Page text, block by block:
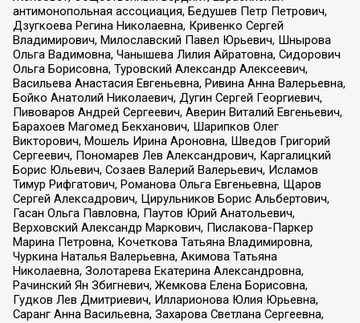
антимонопольная ассоциация, Бедушев Петр Петрович,
Дзугкоева Регина Николаевна, Кривенко Сергей
Владимирович, Милославский Павел Юрьевич, Шнырова
Ольга Вадимовна, Чанышева Лилия Айратовна, Сидорович
Ольга Борисовна, Туровский Александр Алексеевич,
Васильева Анастасия Евгеньевна, Ривина Анна Валерьевна,
Бойко Анатолий Николаевич, Дугин Сергей Георгиевич,
Пивоваров Андрей Сергеевич, Аверин Виталий Евгеньевич,
Барахоев Магомед Бекханович, Шарипков Олег
Викторович, Мошель Ирина Ароновна, Шведов Григорий
Сергеевич, Пономарев Лев Александрович, Каргалицкий
Борис Юльевич, Созаев Валерий Валерьевич, Исламов
Тимур Рифгатович, Романова Ольга Евгеньевна, Щаров
Сергей Алексадрович, Цирульников Борис Альбертович,
Гасан Ольга Павловна, Паутов Юрий Анатольевич,
Верховский Александр Маркович, Пислакова-Паркер
Марина Петровна, Кочеткова Татьяна Владимировна,
Чуркина Наталья Валерьевна, Акимова Татьяна
Николаевна, Золотарева Екатерина Александровна,
Рачинский Ян Збигневич, Жемкова Елена Борисовна,
Гудков Лев Дмитриевич, Илларионова Юлия Юрьевна,
Саранг Анна Васильевна, Захарова Светлана Сергеевна,